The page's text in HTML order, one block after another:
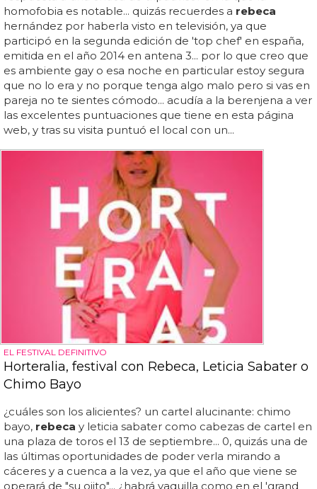
homofobia es notable... quizás recuerdes a rebeca
hernández por haberla visto en televisión, ya que
participó en la segunda edición de 'top chef' en españa,
emitida en el año 2014 en antena 3... por lo que creo que
es ambiente gay o esa noche en particular estoy segura
que no lo era y no porque tenga algo malo pero si vas en
pareja no te sientes cómodo... acudía a la berenjena a ver
las excelentes puntuaciones que tiene en esta página
web, y tras su visita puntuó el local con un...
EL FESTIVAL DEFINITIVO
Horteralia, festival con Rebeca, Leticia Sabater o
Chimo Bayo
¿cuáles son los alicientes? un cartel alucinante: chimo
bayo, rebeca y leticia sabater como cabezas de cartel en
una plaza de toros el 13 de septiembre... 0, quizás una de
las últimas oportunidades de poder verla mirando a
cáceres y a cuenca a la vez, ya que el año que viene se
operará de "su ojito"... ¿habrá vaquilla como en el 'grand